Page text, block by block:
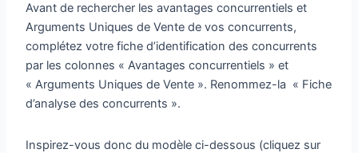
Avant de rechercher les avantages concurrentiels et
Arguments Uniques de Vente de vos concurrents,
complétez votre fiche d’identification des concurrents
par les colonnes « Avantages concurrentiels » et
« Arguments Uniques de Vente ». Renommez-la « Fiche
d’analyse des concurrents ».
Inspirez-vous donc du modèle ci-dessous (cliquez sur